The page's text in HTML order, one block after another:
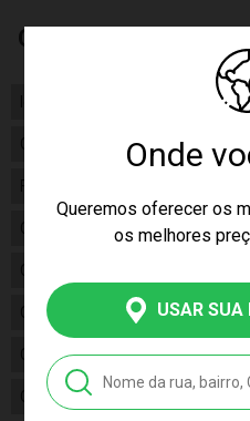
Onde
Queremos oferecer os
os melhores
USAR
Características
Gênero
Fabricante
Código
Código de Barras
Composição
Conteúdo da Embalagem
Cor Produto